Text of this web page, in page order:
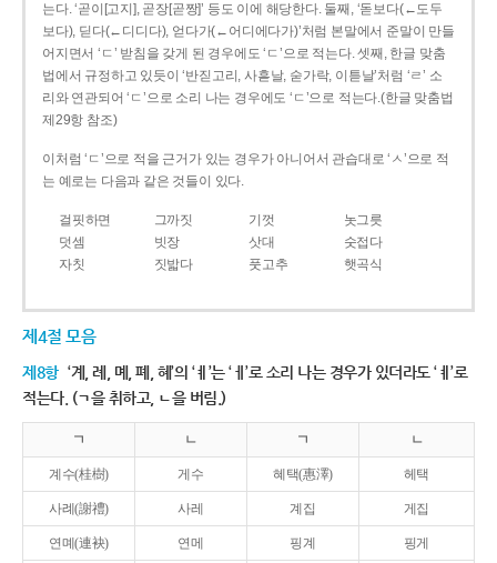
는다. ‘곧이[고지], 곧장[곧짱]’ 등도 이에 해당한다. 둘째, ‘돋보다(←도두
보다), 딛다(←디디다), 얻다가(←어디에다가)’처럼 본말에서 준말이 만들
어지면서 ‘ㄷ’ 받침을 갖게 된 경우에도 ‘ㄷ’으로 적는다. 셋째, 한글 맞춤
법에서 규정하고 있듯이 ‘반짇고리, 사흗날, 숟가락, 이튿날’처럼 ‘ㄹ’ 소
리와 연관되어 ‘ㄷ’으로 소리 나는 경우에도 ‘ㄷ’으로 적는다.(한글 맞춤법
제29항 참조)
이처럼 ‘ㄷ’으로 적을 근거가 있는 경우가 아니어서 관습대로 ‘ㅅ’으로 적
는 예로는 다음과 같은 것들이 있다.
걸핏하면 그까짓 기껏
놋그릇
덧셈
빗장 삿대
숫접다
자칫
짓밟다 풋고추 햇곡식
제4절 모음
제8항 ‘계, 례, 몌, 폐, 혜’의 ‘ㅖ’는 ‘ㅔ’로 소리 나는 경우가 있더라도 ‘ㅖ’로
적는다. (ㄱ을 취하고, ㄴ을 버림.)
ㄱ ㄴ ㄱ ㄴ
계수(桂樹) 게수 혜택(惠澤) 헤택
사례(謝禮) 사레 계집 게집
연몌(連袂) 연메 핑계 핑게